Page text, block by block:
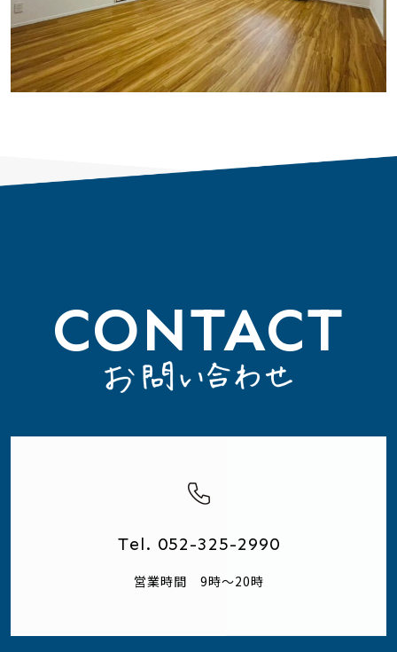
CONTACT
Tel. 052-325-2990
営業時間 9時～20時